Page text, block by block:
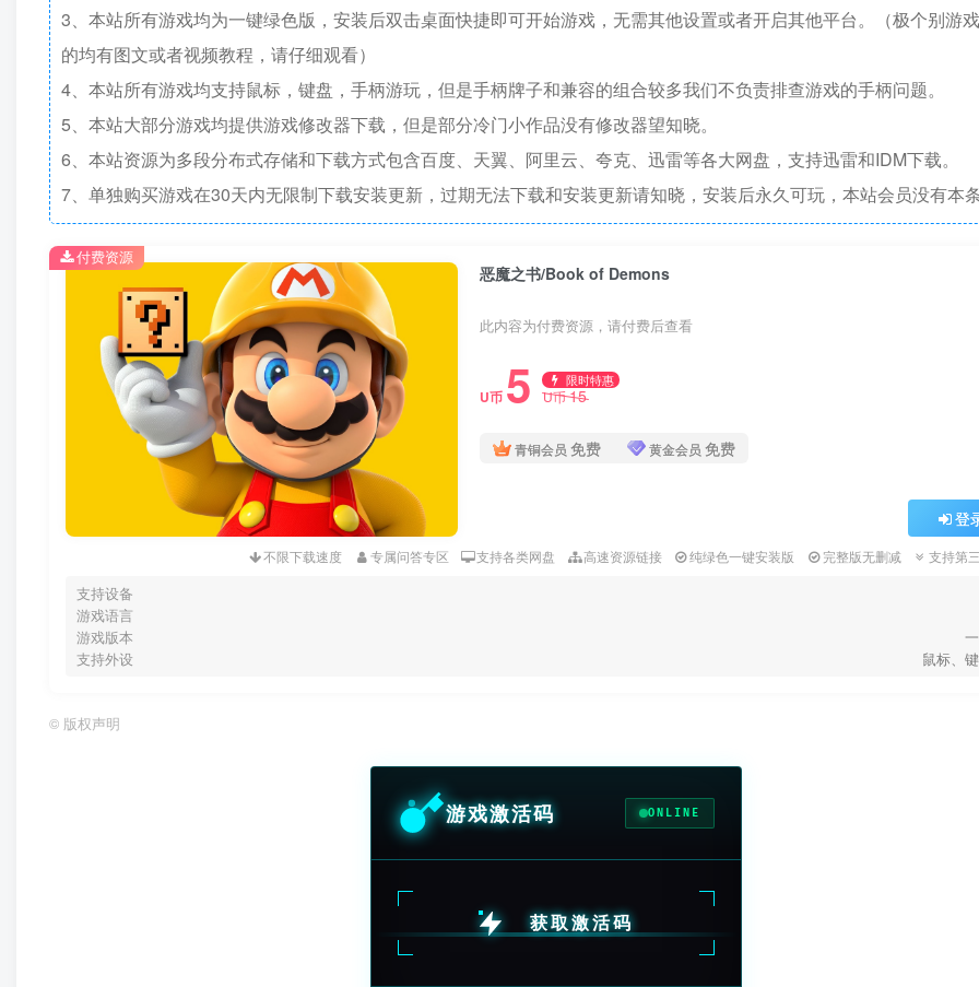
3、本站所有游戏均为一键绿色版，安装后双击桌面快捷即可开始游戏，无需其他设置或者开启其他平台。（极个别游
的均有图文或者视频教程，请仔细观看）
4、本站所有游戏均支持鼠标，键盘，手柄游玩，但是手柄牌子和兼容的组合较多我们不负责排查游戏的手柄问题。
5、本站大部分游戏均提供游戏修改器下载，但是部分冷门小作品没有修改器望知晓。
6、本站资源为多段分布式存储和下载方式包含百度、天翼、阿里云、夸克、迅雷等各大网盘，支持迅雷和IDM下载。
7、单独购买游戏在30天内无限制下载安装更新，过期无法下载和安装更新请知晓，安装后永久可玩，本站会员没有本条
恶魔之书/Book of Demons
此内容为付费资源，请付费后查看
U币 5 限时特惠
U币15
青铜会员 免费 黄金会员 免费
登
不限下载速度 专属问答专区 支持各类网盘 高速资源链接 纯绿色一键安装版 完整版无删减 支持第
支持设备
游戏语言
游戏版本
支持外设
鼠标、
付费资源
© 版权声明
游戏激活码 ONLINE
获取激活码